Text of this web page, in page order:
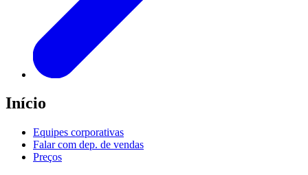
Início
Equipes corporativas
Falar com dep. de vendas
Preços